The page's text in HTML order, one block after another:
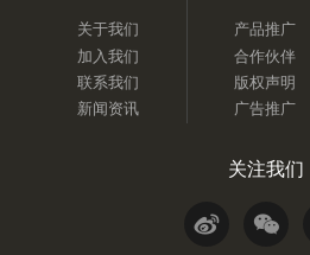
关于我们
加入我们
联系我们
新闻资讯
产品推广
合作伙伴
版权声明
广告推广
关注我们